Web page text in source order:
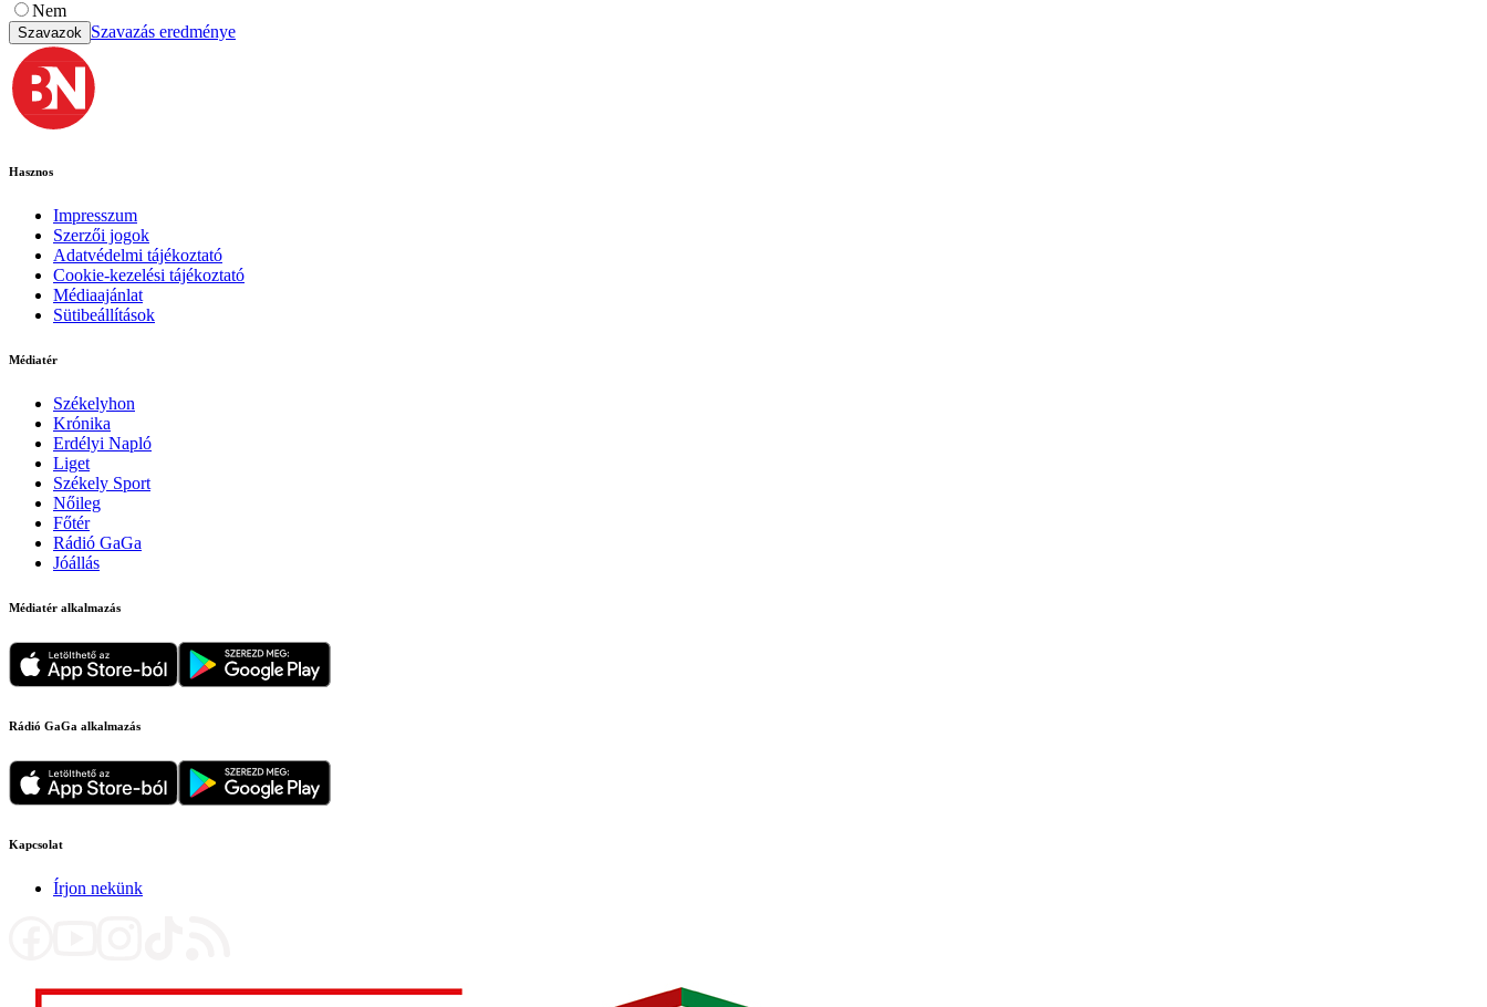
Nem
Szavazok Szavazás eredménye
Hasznos
Impresszum
Szerzői jogok
Adatvédelmi tájékoztató
Cookie-kezelési tájékoztató
Médiaajánlat
Sütibeállítások
Médiatér
Székelyhon
Krónika
Erdélyi Napló
Liget
Székely Sport
Nőileg
Főtér
Rádió GaGa
Jóállás
Médiatér alkalmazás
Rádió GaGa alkalmazás
Kapcsolat
Írjon nekünk